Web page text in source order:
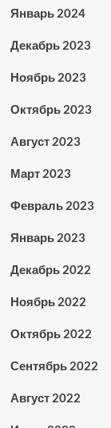
Январь 2024
Декабрь 2023
Ноябрь 2023
Октябрь 2023
Август 2023
Март 2023
Февраль 2023
Январь 2023
Декабрь 2022
Ноябрь 2022
Октябрь 2022
Сентябрь 2022
Август 2022